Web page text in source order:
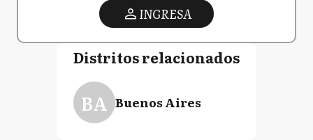
INGRESA
Distritos relacionados
BA Buenos Aires